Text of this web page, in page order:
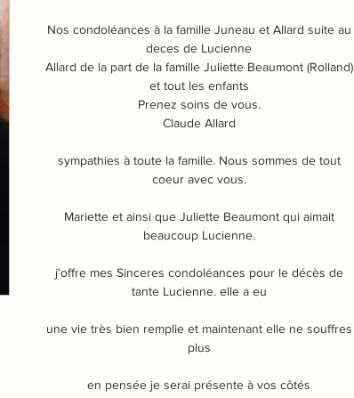
Nos condoléances à la famille Juneau et Allard suite au
deces de Lucienne
Allard de la part de la famille Juliette Beaumont (Rolland)
et tout les enfants
Prenez soins de vous.
Claude Allard
sympathies à toute la famille. Nous sommes de tout
coeur avec vous.
Mariette et ainsi que Juliette Beaumont qui aimait
beaucoup Lucienne.
j'offre mes Sinceres condoléances pour le décès de
tante Lucienne. elle a eu
une vie très bien remplie et maintenant elle ne souffres
plus
en pensée je serai présente à vos côtés